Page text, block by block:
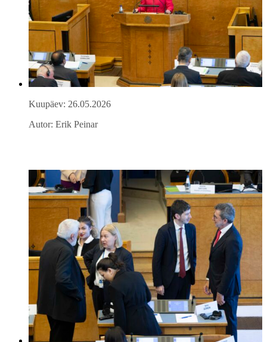
Kuupäev: 26.05.2026
Autor: Erik Peinar